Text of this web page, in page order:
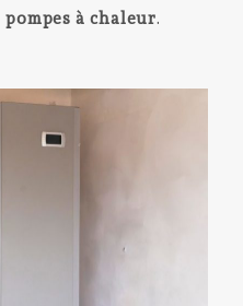
pompes à chaleur.